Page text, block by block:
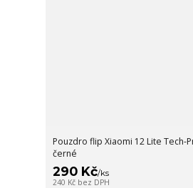
Pouzdro flip Xiaomi 12 Lite Tech-
černé
290 Kč/ks
240 Kč bez DPH